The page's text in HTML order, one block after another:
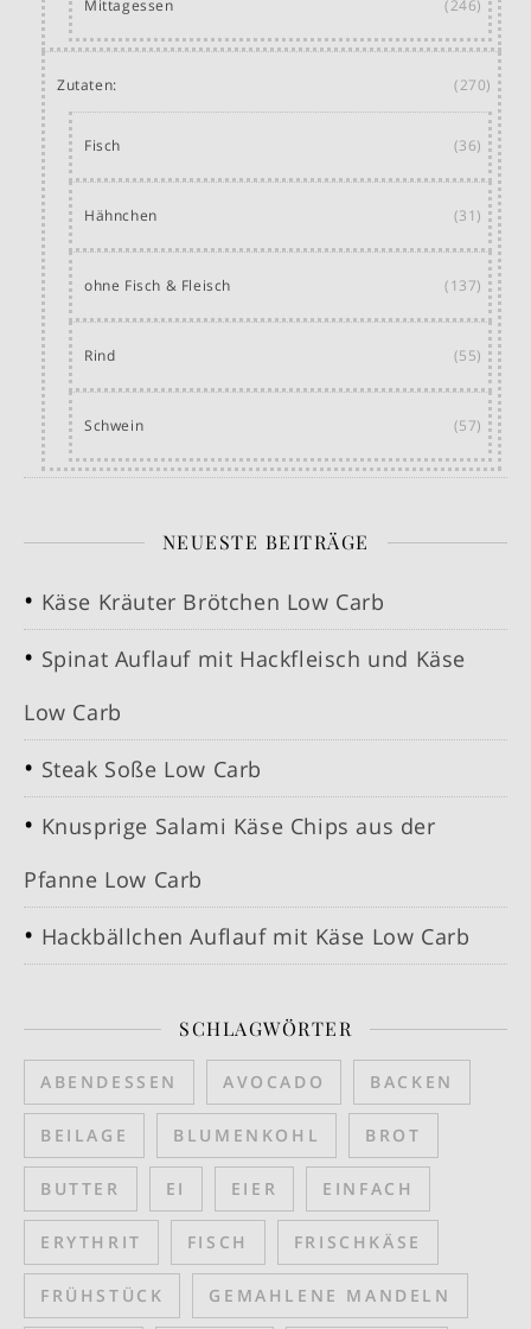
Mittagessen (246)
Zutaten: (270)
Fisch (36)
Hähnchen (31)
ohne Fisch & Fleisch (137)
Rind (55)
Schwein (57)
NEUESTE BEITRÄGE
Käse Kräuter Brötchen Low Carb
Spinat Auflauf mit Hackfleisch und Käse
Low Carb
Steak Soße Low Carb
Knusprige Salami Käse Chips aus der
Pfanne Low Carb
Hackbällchen Auflauf mit Käse Low Carb
SCHLAGWÖRTER
ABENDESSEN AVOCADO BACKEN
BEILAGE BLUMENKOHL BROT
BUTTER EI EIER EINFACH
ERYTHRIT FISCH FRISCHKÄSE
FRÜHSTÜCK GEMAHLENE MANDELN